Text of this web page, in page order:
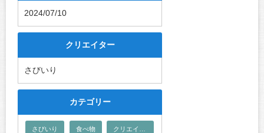
2024/07/10
クリエイター
さびいり
カテゴリー
さびいり 食べ物